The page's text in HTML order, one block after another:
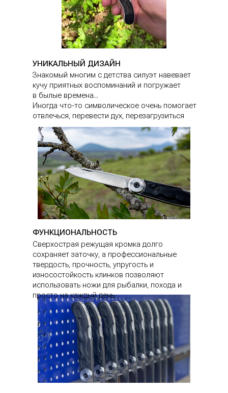
ФУНКЦИОНАЛЬНОСТЬ
Сверхострая режущая кромка долго
сохраняет заточку, а профессиональные
твердость, прочность, упругость и
износостойкость клинков позволяют
использовать ножи для рыбалки, похода и
просто на каждый день
Знакомый многим с детства силуэт навевает
кучу приятных воспоминаний и погружает
в былые времена...
Иногда что-то символическое очень помогает
отвлечься, перевести дух, перезагрузиться
УНИКАЛЬНЫЙ ДИЗАЙН